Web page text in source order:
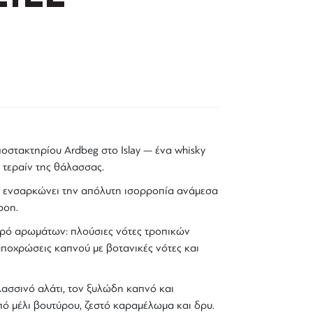
Ardbeg στο Islay — ένα whisky
τεραίν της θάλασσας.
ενσαρκώνει την απόλυτη ισορροπία ανάμεσα
.
αρωμάτων: πλούσιες νότες τροπικών
καπνού με βοτανικές νότες και
αλάτι, τον ξυλώδη καπνό και
μέλι βουτύρου, ζεστό καραμέλωμα και δρυ.